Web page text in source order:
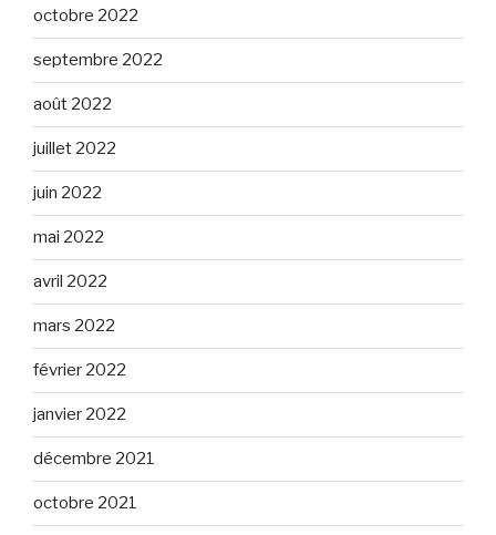
octobre 2022
septembre 2022
août 2022
juillet 2022
juin 2022
mai 2022
avril 2022
mars 2022
février 2022
janvier 2022
décembre 2021
octobre 2021